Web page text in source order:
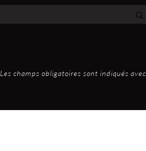
Les champs obligatoires sont indiqués avec